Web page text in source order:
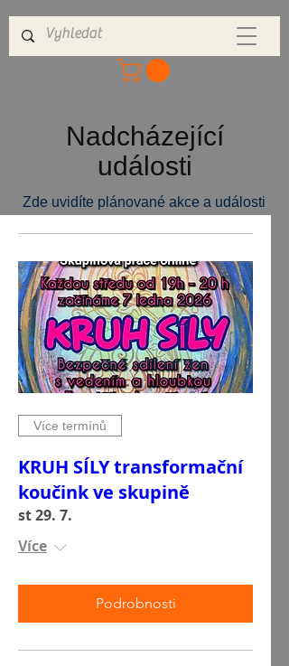
Nadcházející
události
Zde uvidíte plánované akce a události
Více termínů
KRUH SÍLY transformační
koučink ve skupině
st 29. 7.
Více
Podrobnosti